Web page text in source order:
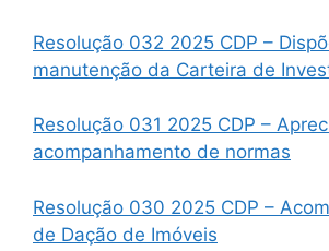
Resolução 032 2025 CDP –
manutenção da Carteira de
Resolução 031 2025 CDP –
acompanhamento de normas
Resolução 030 2025 CDP –
de Dação de Imóveis